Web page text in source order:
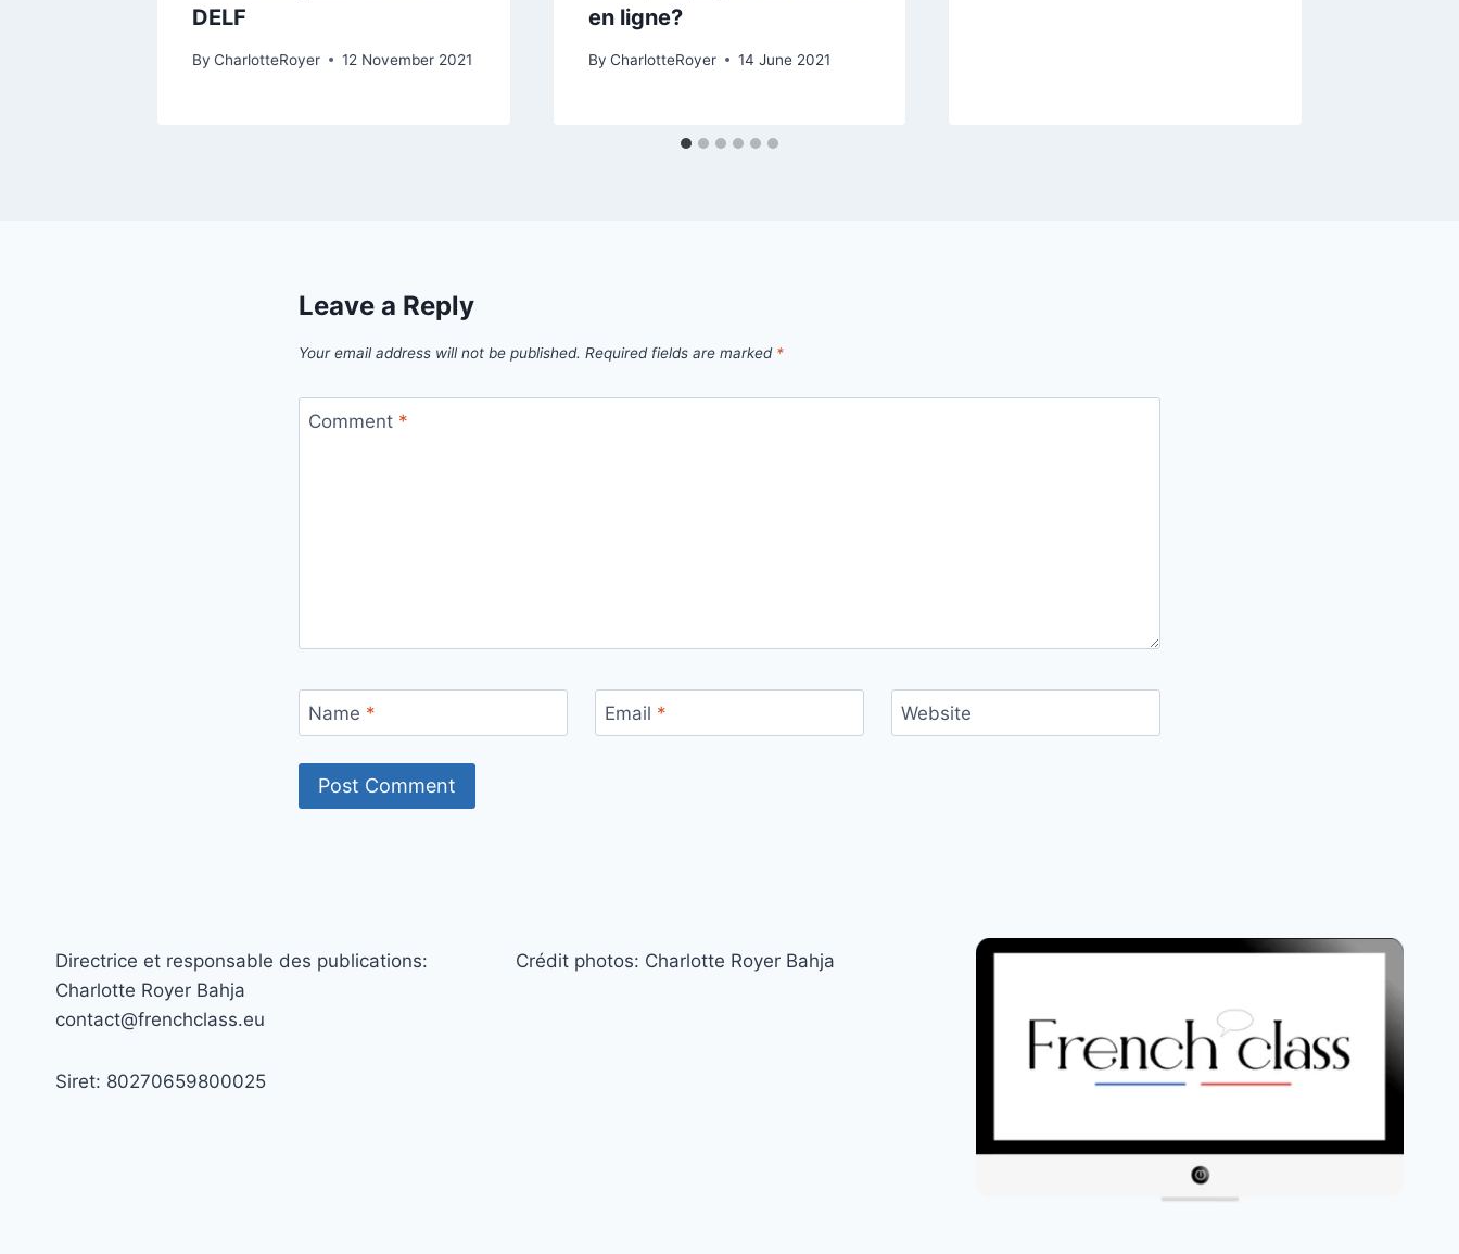
DELF
By CharlotteRoyer 12 November 2021
en ligne?
By CharlotteRoyer 14 June 2021
Leave a Reply
Your email address will not be published. Required fields are marked *
Comment *
Name * Email * Website
Directrice et responsable des publications:
Charlotte Royer Bahja
contact@frenchclass.eu
Siret: 80270659800025
Crédit photos: Charlotte Royer Bahja